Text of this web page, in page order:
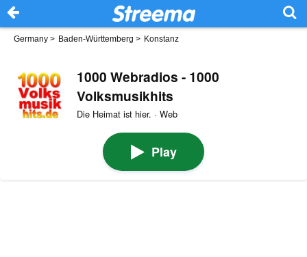
Germany > Baden-Württemberg > Konstanz
1000 Webradios - 1000
Volksmusikhits
Die Heimat ist hier. · Web
Play